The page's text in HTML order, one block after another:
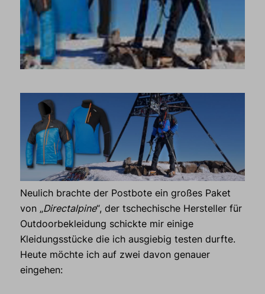
Neulich brachte der Postbote ein großes Paket
von „Directalpine“, der tschechische Hersteller für
Outdoorbekleidung schickte mir einige
Kleidungsstücke die ich ausgiebig testen durfte.
Heute möchte ich auf zwei davon genauer
eingehen: